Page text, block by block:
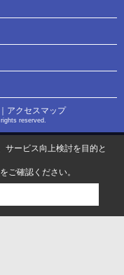
｜アクセスマップ
reserved.
サービス向上検討を目的と
をご確認ください。